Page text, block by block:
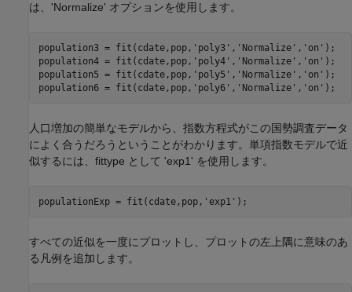
は、'Normalize' オプションを使用します。
population3 = fit(cdate,pop, 'poly3' , 'Normalize' , 'on' );
population4 = fit(cdate,pop, 'poly4' , 'Normalize' , 'on' );
population5 = fit(cdate,pop, 'poly5' , 'Normalize' , 'on' );
population6 = fit(cdate,pop, 'poly6' , 'Normalize' , 'on'
人口増加の簡単なモデルから、指数方程式がこの国勢調査データ
によく合うだろうということがわかります。単項指数モデルで近
似するには、fittype として 'exp1' を使用します。
populationExp = fit(cdate,pop, 'exp1'
すべての近似を一度にプロットし、プロットの左上隅に意味のあ
る凡例を追加します。